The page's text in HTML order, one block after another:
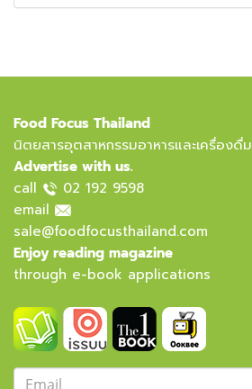
Food Focus Thailand
นิตยสารอุตสาหกรรมอาหารและเครื่องดื่ม
Advertise with us.
call
02 192 9598
email
sale@foodfocusthailand.com
Enjoy reading magazine
through e-book applications